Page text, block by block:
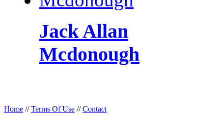
Jack Allan
Mcdonough
Home //Terms Of Use //Contact